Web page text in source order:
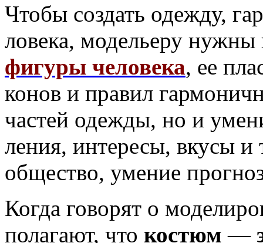
Чтобы создать одежду,
ловека, модельеру нужны
фигуры человека, ее
конов и правил
частей одежды, но и
ления, интересы, вкусы
общество, умение
Когда говорят о
полагают, что костюм —